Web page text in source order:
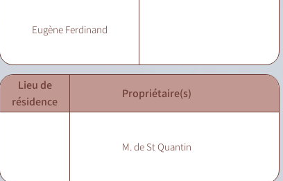
Eugène Ferdinand
Lieu de
résidence
Propriétaire(s)
M. de St Quantin